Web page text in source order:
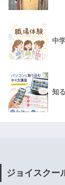
中
知
ジョイスクー